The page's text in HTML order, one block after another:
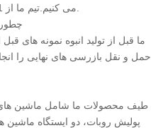
ما قبل از تولید انبوه نمونه های
حمل و نقل بازرسی های نهایی را
طیف محصولات ما شامل ماشین های
پولیش روبات، دو ایستگاه ماشین